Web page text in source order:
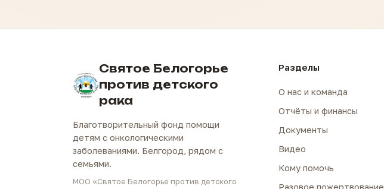
Святое Белогорье
против детского
рака
Благотворительный фонд помощи
детям с онкологическими
заболеваниями. Белгород, рядом с
семьями.
МОО «Святое Белогорье против детского
Разделы
О нас и команда
Отчёты и финансы
Документы
Видео
Кому помочь
Разовое пожертвование